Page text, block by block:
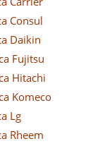
Consul
Daikin
Fujitsu
Hitachi
Komeco
Lg
Rheem